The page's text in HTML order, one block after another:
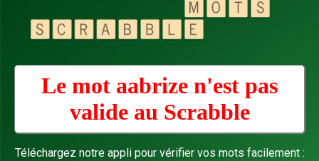
Le mot aabrize n'est pas
valide au Scrabble
Téléchargez notre appli pour vérifier vos mots facilement :